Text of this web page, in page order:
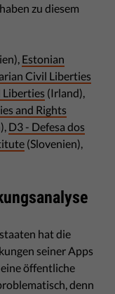
zu diesem
Estonian
Civil Liberties
Liberties (Irland),
and Rights
D3 - Defesa dos
(Slovenien),
hat die
seiner Apps
öffentliche
denn